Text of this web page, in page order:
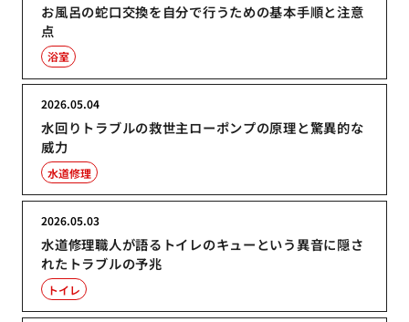
お風呂の蛇口交換を自分で行うための基本手順と注意
点
浴室
水回りトラブルの救世主ローポンプの原理と驚異的な
威力
2026.05.04
水道修理
水道修理職人が語るトイレのキューという異音に隠さ
れたトラブルの予兆
2026.05.03
トイレ